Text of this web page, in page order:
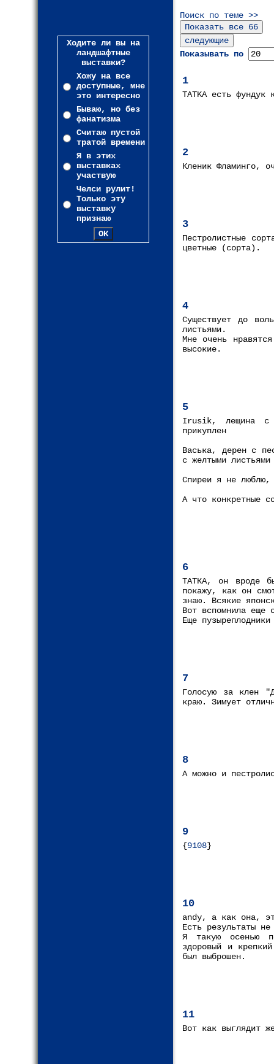
Ходите ли вы на
ландшафтные
выставки?
Хожу на все
доступные, мне
это интересно
Бываю, но без
фанатизма
Считаю пустой
тратой времени
Я в этих
выставках
участвую
Челси рулит!
Только эту
выставку
признаю
Поиск по теме >>
Показывать по
1
TATKA есть фундук
2
Кленик Фламинго,
3
Пестролистные
цветные (сорта).
4
Существует до
листьями.
Мне очень
высокие.
5
Irusik, лещина с
прикуплен
Васька, дерен с
с желтыми
Спиреи я не люблю,
А что конкретные
6
ТАТКА, он вроде
покажу, как он
знаю. Всякие
Вот вспомнила еще
Еще
7
Голосую за клен
краю. Зимует
8
А можно и
9
{9108}
10
andy, а как она,
Есть результаты
Я такую осенью
здоровый и
был выброшен.
11
Вот как выглядит